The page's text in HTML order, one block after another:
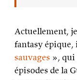
Actuellement,
fantasy
sauvages », qui
épisodes de la